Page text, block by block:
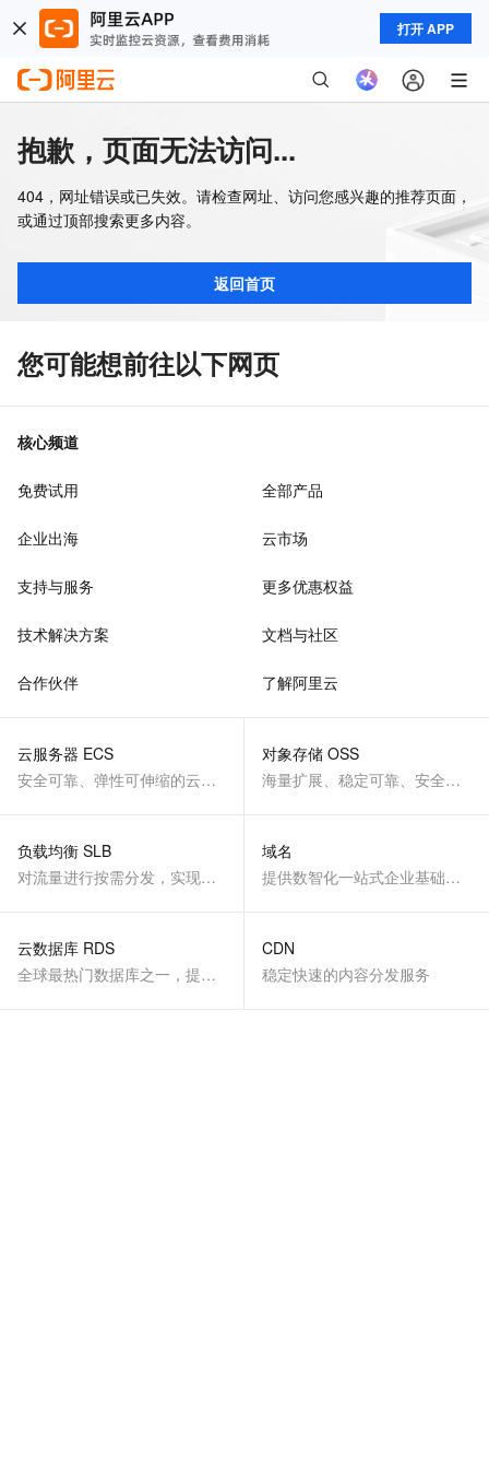
打开 APP
抱歉，页面无法访问...
404，网址错误或已失效。请检查网址、访问您感兴趣的推荐页面，
或通过顶部搜索更多内容。
返回首页
您可能想前往以下网页
核心频道
免费试用 全部产品
企业出海 云市场
支持与服务 更多优惠权益
技术解决方案 文档与社区
合作伙伴 了解阿里云
云服务器 ECS
安全可靠、弹性可伸缩的云计算服务
对象存储 OSS
海量扩展、稳定可靠、安全、低成本、智能
负载均衡 SLB
对流量进行按需分发，实现应用高可用
域名
提供数智化一站式企业基础服务
云数据库 RDS
全球最热门数据库之一，提供全托管的稳定服务
CDN
稳定快速的内容分发服务